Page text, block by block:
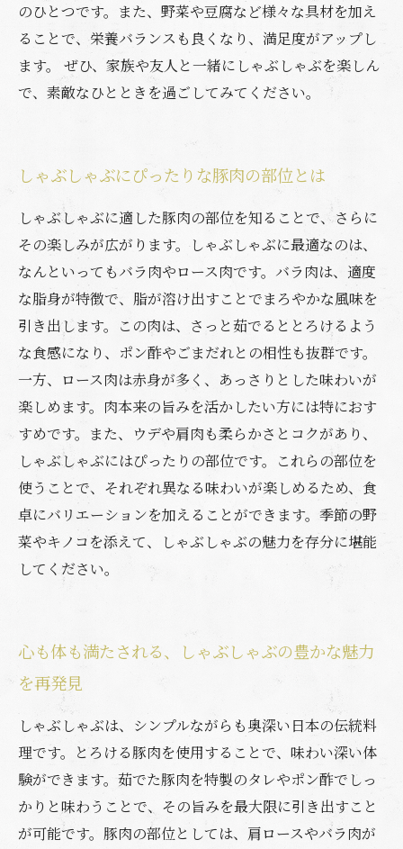
のひとつです。また、野菜や豆腐など様々な具材を加え
ることで、栄養バランスも良くなり、満足度がアップし
ます。 ぜひ、家族や友人と一緒にしゃぶしゃぶを楽しん
で、素敵なひとときを過ごしてみてください。
しゃぶしゃぶにぴったりな豚肉の部位とは
しゃぶしゃぶに適した豚肉の部位を知ることで、さらに
その楽しみが広がります。しゃぶしゃぶに最適なのは、
なんといってもバラ肉やロース肉です。バラ肉は、適度
な脂身が特徴で、脂が溶け出すことでまろやかな風味を
引き出します。この肉は、さっと茹でるととろけるよう
な食感になり、ポン酢やごまだれとの相性も抜群です。
一方、ロース肉は赤身が多く、あっさりとした味わいが
楽しめます。肉本来の旨みを活かしたい方には特におす
すめです。また、ウデや肩肉も柔らかさとコクがあり、
しゃぶしゃぶにはぴったりの部位です。これらの部位を
使うことで、それぞれ異なる味わいが楽しめるため、食
卓にバリエーションを加えることができます。季節の野
菜やキノコを添えて、しゃぶしゃぶの魅力を存分に堪能
してください。
心も体も満たされる、しゃぶしゃぶの豊かな魅力
を再発見
しゃぶしゃぶは、シンプルながらも奥深い日本の伝統料
理です。とろける豚肉を使用することで、味わい深い体
験ができます。茹でた豚肉を特製のタレやポン酢でしっ
かりと味わうことで、その旨みを最大限に引き出すこと
が可能です。豚肉の部位としては、肩ロースやバラ肉が